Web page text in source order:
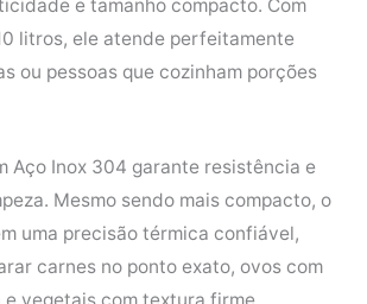
e tamanho compacto. Com
litros, ele atende perfeitamente
ou pessoas que cozinham porções
Aço Inox 304 garante resistência e
Mesmo sendo mais compacto, o
uma precisão térmica confiável,
carnes no ponto exato, ovos com